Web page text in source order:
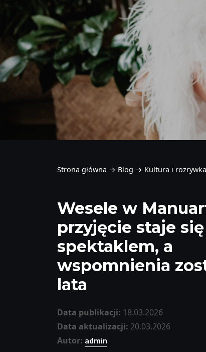
Strona główna → Blog → Kultura i rozrywka
Wesele w
przyjęcie staje się
spektaklem, a
wspomnienia
lata
Data publikacji: 18.03.2026
Data aktualizacji: 20.03.2026
Autor: admin